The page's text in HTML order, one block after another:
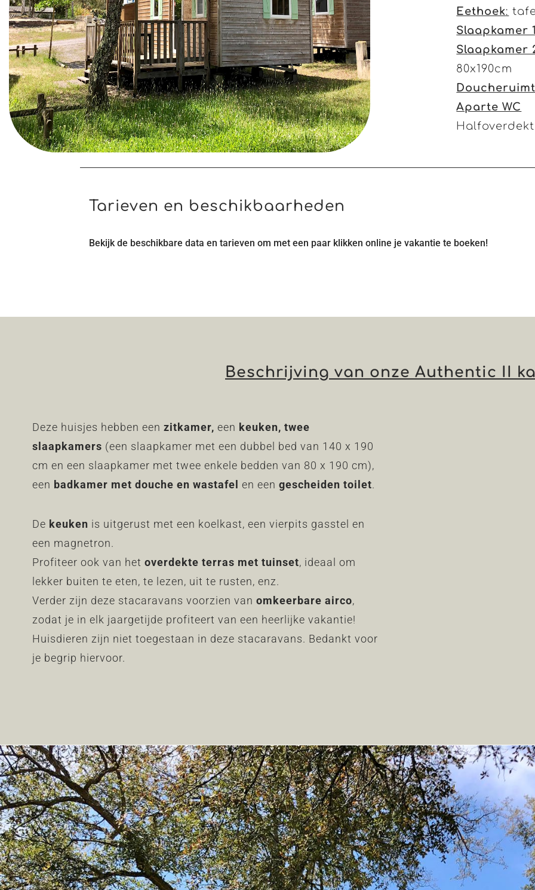
Eethoek:
Slaapkamer
Slaapkamer
80x190cm
Aparte WC
Tarieven en beschikbaarheden
Bekijk de beschikbare data en tarieven om met een paar klikken online je vakantie te boeken!
Beschrijving van onze Authentic II
Deze huisjes hebben een zitkamer, een keuken, twee
slaapkamers (een slaapkamer met een dubbel bed van 140 x 190
cm en een slaapkamer met twee enkele bedden van 80 x 190 cm),
een badkamer met douche en wastafel en een gescheiden toilet.
De keuken is uitgerust met een koelkast, een vierpits gasstel en
een magnetron.
Profiteer ook van het overdekte terras met tuinset, ideaal om
lekker buiten te eten, te lezen, uit te rusten, enz.
Verder zijn deze stacaravans voorzien van omkeerbare airco,
zodat je in elk jaargetijde profiteert van een heerlijke vakantie!
Huisdieren zijn niet toegestaan in deze stacaravans. Bedankt voor
je begrip hiervoor.